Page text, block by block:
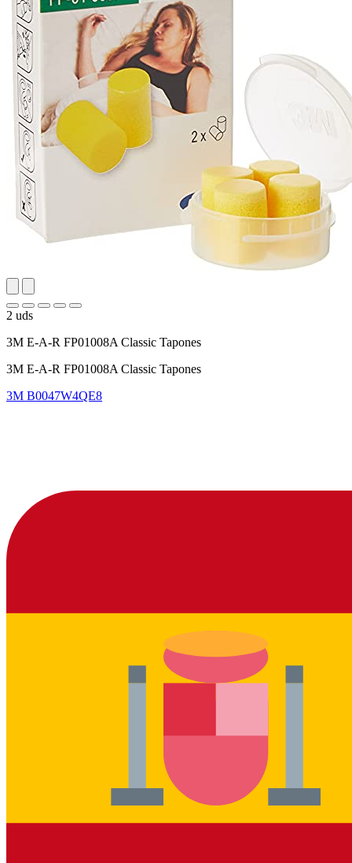
2 uds
3M E-A-R FP01008A Classic Tapones
3M E-A-R FP01008A Classic Tapones
3M B0047W4QE8